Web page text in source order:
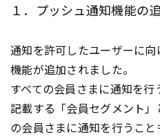
１．プッシュ通知機能の
通知を許可したユーザーに
機能が追加されました。
すべての会員さまに通知を
記載する「会員セグメント
の会員さまに通知を行うこと